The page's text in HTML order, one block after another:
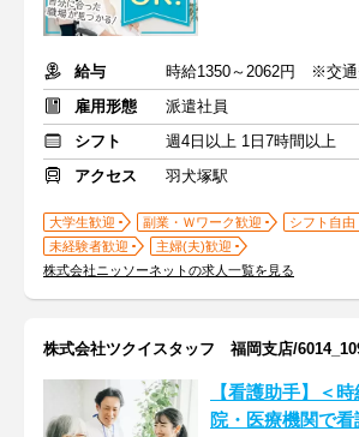
給与
時給1350～2062円 ※交通
雇用形態
派遣社員
シフト
週4日以上 1日7時間以上
アクセス
羽犬塚駅
大学生歓迎 副業・Ｗワーク歓迎
シフト自
未経験者歓迎
主婦(夫)歓迎
株式会社ニッソーネットの求人一覧を見る
株式会社ツクイスタッフ 福岡支店/
【看護助手】＜
院・医療機関で